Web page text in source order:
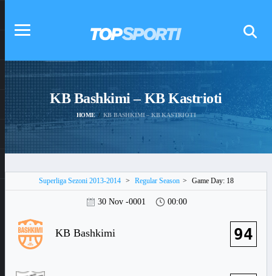
KB Bashkimi – KB Kastrioti
HOME KB BASHKIMI – KB KASTRIOTI
Superliga Sezoni 2013-2014 > Regular Season > Game Day: 18
30 Nov -0001 00:00
KB Bashkimi 94